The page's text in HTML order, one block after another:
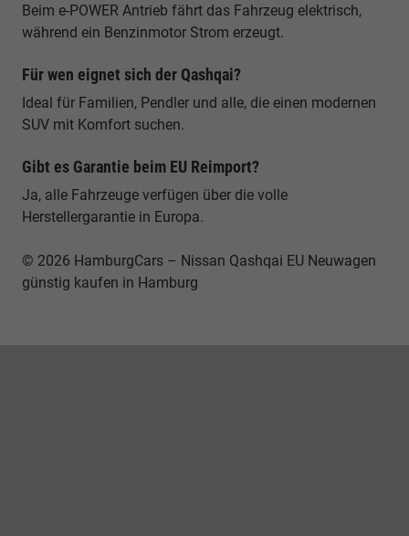
Beim e-POWER Antrieb fährt das Fahrzeug elektrisch,
während ein Benzinmotor Strom erzeugt.
Für wen eignet sich der Qashqai?
Ideal für Familien, Pendler und alle, die einen modernen
SUV mit Komfort suchen.
Gibt es Garantie beim EU Reimport?
Ja, alle Fahrzeuge verfügen über die volle
Herstellergarantie in Europa.
© 2026 HamburgCars – Nissan Qashqai EU Neuwagen
günstig kaufen in Hamburg